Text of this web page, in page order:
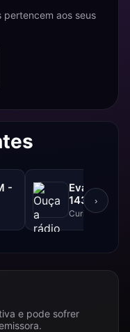
pertencem aos seus
-
Evangelizar
1430 AM -
1430 AM
Curitiba, PR
›
e pode sofrer